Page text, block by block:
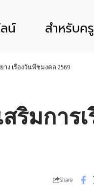
น์ สำหรับครู
ง เรื่องวันพืชมงคล 2569
ริมการเ
Share